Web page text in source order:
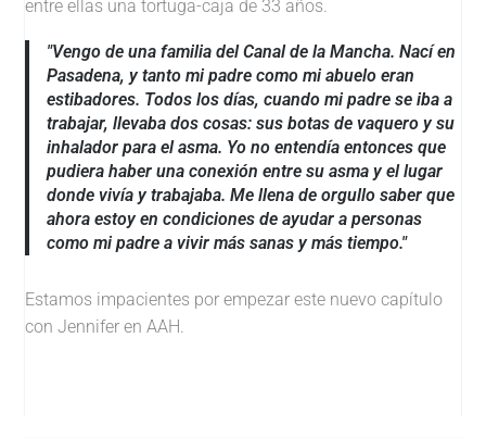
entre ellas una tortuga-caja de 33 años.
"Vengo de una familia del Canal de la Mancha. Nací en
Pasadena, y tanto mi padre como mi abuelo eran
estibadores. Todos los días, cuando mi padre se iba a
trabajar, llevaba dos cosas: sus botas de vaquero y su
inhalador para el asma. Yo no entendía entonces que
pudiera haber una conexión entre su asma y el lugar
donde vivía y trabajaba. Me llena de orgullo saber que
ahora estoy en condiciones de ayudar a personas
como mi padre a vivir más sanas y más tiempo."
Estamos impacientes por empezar este nuevo capítulo
con Jennifer en AAH.